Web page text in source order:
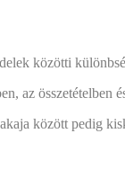
közötti
az összetételben
között pedig